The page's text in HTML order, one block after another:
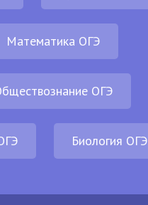
Математика ОГЭ
ОГЭ
Биология ОГЭ